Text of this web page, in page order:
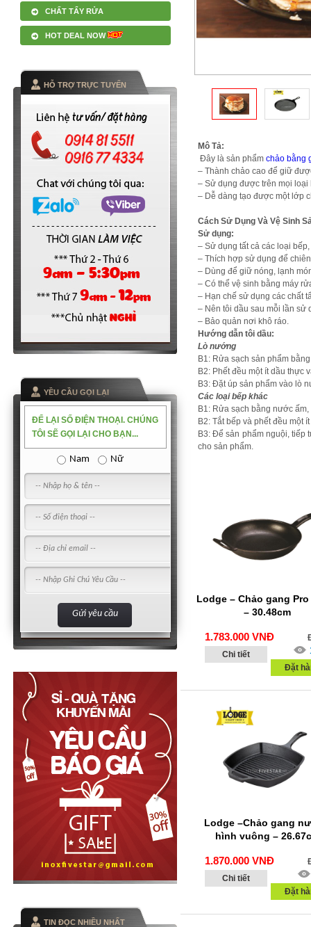
CHẤT TẨY RỬA
HOT DEAL NOW
HỖ TRỢ TRỰC TUYẾN
YỀU CẦU GỌI LẠI
ĐỂ LẠI SỐ ĐIỆN THOẠI. CHÚNG
TÔI SẼ GỌI LẠI CHO BẠN...
Nam Nữ
TIN ĐỌC NHIỀU NHẤT
Mô Tả:
Đây là sản phẩm chảo bằng
– Thành chảo cao để giữ
– Sử dụng được trên mọi
– Dễ dàng tạo được một lớp
Cách Sử Dụng Và Vệ Sinh
Sử dụng:
– Sử dụng tất cả các loại
– Thích hợp sử dụng để
– Dùng để giữ nóng, lạnh
– Có thể vệ sinh bằng máy
– Hạn chế sử dụng các chất
– Nên tôi dầu sau mỗi lần sử
– Bảo quản nơi khô ráo.
Hướng dẫn tôi dầu:
Lò nướng
B1: Rửa sạch sản phẩm
B2: Phết đều một ít dầu thực
B3: Đặt úp sản phẩm vào lò
Các loại bếp khác
B1: Rửa sạch bằng nước
B2: Tắt bếp và phết đều một
B3: Để sản phẩm nguội, tiếp
cho sản phẩm.
Lodge – Chảo gang
– 30.48cm
1.783.000 VNĐ
Chi tiết
Đặt
Lodge –Chảo gang
hình vuông –
1.870.000 VNĐ
Chi tiết
Đặt